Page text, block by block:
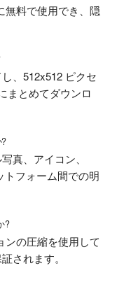
無料で使用でき、隠
、512x512 ピクセ
まとめてダウンロ
真、アイコン、
トフォーム間での明
?
ンの圧縮を使用して
されます。